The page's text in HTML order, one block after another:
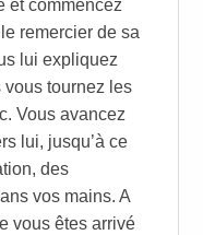
et commencez
remercier de sa
lui expliquez
vous tournez les
Vous avancez
lui, jusqu’à ce
des
vos mains. A
vous êtes arrivé